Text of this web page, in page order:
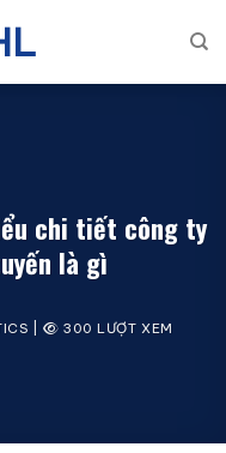
chi tiết công ty
là gì
300 LƯỢT XEM